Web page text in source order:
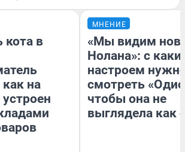
кота в
как на
МНЕНИЕ
«Мы видим
Нолана»: с
настроем
смотреть
чтобы она не
выглядела как